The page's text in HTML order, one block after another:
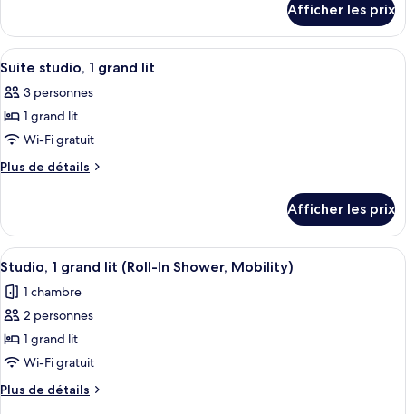
chambre :
Studio,
1
grand
lit
(Landmark
View)
Studio,
grand
(Landmark
View)
Afficher les prix
Afficher
toutes
les
photos
pour
ce
chambre :
Suite
studio,
grand
lit
5
Suite studio, 1 grand lit
3 personnes
1 grand lit
Wi-Fi gratuit
Plus de détails
Plus
Suite
studio,
1
lit
Afficher les prix
Afficher
toutes
les
photos
pour
ce
type
de
4
Studio, 1 grand lit (Roll-In Shower, Mobility)
1 chambre
2 personnes
1 grand lit
Wi-Fi gratuit
Plus de détails
Plus